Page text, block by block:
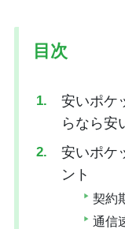
目次
安いポケ
らなら安
安いポケ
ント
契約
通信